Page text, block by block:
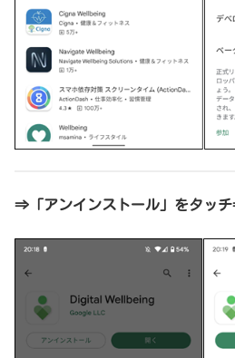
⇒ 「アンインストール」をタッチ